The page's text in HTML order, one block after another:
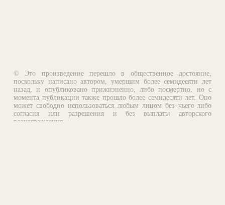
© Это произведение перешло в общественное достояние,
поскольку написано автором, умершим более семидесяти лет
назад, и опубликовано прижизненно, либо посмертно, но с
момента публикации также прошло более семидесяти лет. Оно
может свободно использоваться любым лицом без чьего-либо
согласия или разрешения и без выплаты авторского
вознаграждения.